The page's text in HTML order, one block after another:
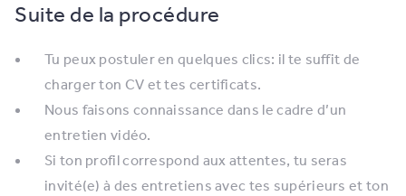
Suite de la procédure
Tu peux postuler en quelques clics: il te suffit de
charger ton CV et tes certificats.
Nous faisons connaissance dans le cadre d’un
entretien vidéo.
Si ton profil correspond aux attentes, tu seras
invité(e) à des entretiens avec tes supérieurs et ton